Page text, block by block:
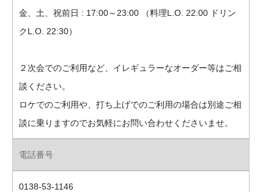
金、土、祝前日 : 17:00～23:00 （料理L.O. 22:00 ドリン
クL.O. 22:30）
２次会でのご利用など、イレギュラーなオーダー等はご相
談ください。
ロケでのご利用や、打ち上げでのご利用の場合は別途ご相
談に乗りますのでお気軽にお問い合わせくださいませ。
電話番号
0138-53-1146